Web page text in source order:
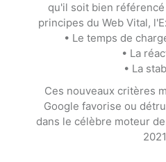
qu'il soit bien
principes du Web Vital,
• Le temps de
• La
• La
Ces nouveaux critères
Google favorise ou
dans le célèbre moteur